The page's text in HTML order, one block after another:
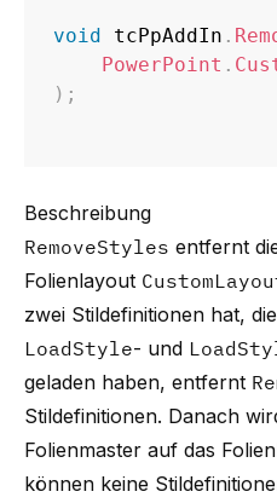
void tcPpAddIn .
PowerPoint .
) ;
Beschreibung
RemoveStyles entfernt
Folienlayout
zwei Stildefinitionen hat,
LoadStyle- und
geladen haben, entfernt
Stildefinitionen. Danach
Folienmaster auf das
können keine